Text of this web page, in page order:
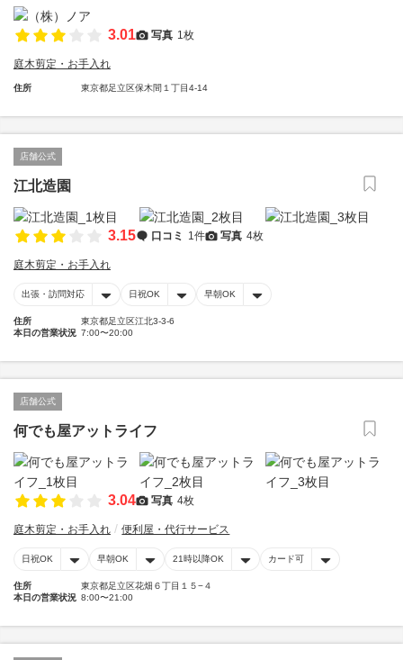
3.01 写真 1枚
庭木剪定・お手入れ
住所 東京都足立区保木間１丁目4-14
店舗公式
江北造園
3.15 口コミ 1件 写真 4枚
庭木剪定・お手入れ
出張・訪問対応 日祝OK 早朝OK
住所
東京都足立区江北3-3-6
本日の営業状況 7:00〜20:00
店舗公式
何でも屋アットライフ
3.04 写真 4枚
庭木剪定・お手入れ 便利屋・代行サービス
日祝OK 早朝OK 21時以降OK カード可
住所
東京都足立区花畑６丁目１５−４
本日の営業状況 8:00〜21:00